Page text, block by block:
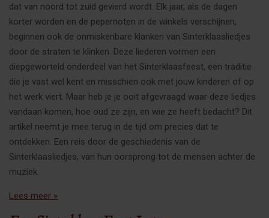
dat van noord tot zuid gevierd wordt. Elk jaar, als de dagen
korter worden en de pepernoten in de winkels verschijnen,
beginnen ook de onmiskenbare klanken van Sinterklaasliedjes
door de straten te klinken. Deze liederen vormen een
diepgeworteld onderdeel van het Sinterklaasfeest, een traditie
die je vast wel kent en misschien ook met jouw kinderen of op
het werk viert. Maar heb je je ooit afgevraagd waar deze liedjes
vandaan komen, hoe oud ze zijn, en wie ze heeft bedacht? Dit
artikel neemt je mee terug in de tijd om precies dat te
ontdekken. Een reis door de geschiedenis van de
Sinterklaasliedjes, van hun oorsprong tot de mensen achter de
muziek.
Lees meer »